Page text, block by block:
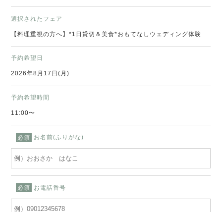
選択されたフェア
【料理重視の方へ】*1日貸切＆美食*おもてなしウェディング体験
予約希望日
2026年8月17日(月)
予約希望時間
11:00〜
必須 お名前(ふりがな)
必須 お電話番号